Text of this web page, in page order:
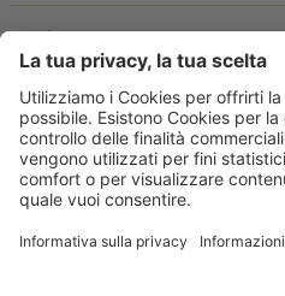
Links
Recensioni
Partner
© 2026 Posthotel & Residence Srl
Impostazioni cookie
Sitemap